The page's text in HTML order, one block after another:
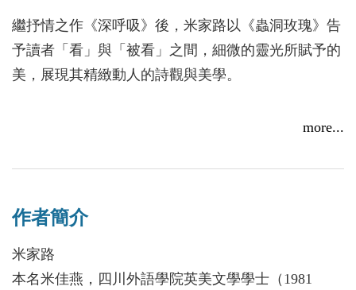
繼抒情之作《深呼吸》後，米家路以《蟲洞玫瑰》告
予讀者「看」與「被看」之間，細微的靈光所賦予的
美，展現其精緻動人的詩觀與美學。
「蟲洞」象徵穿越，是時間與記憶的隧道；「玫瑰」
於吸引與崩解之間。我的詩眼試圖在黑洞的引力與光
心的震顫。這既是對死亡與重生的凝視，也是對「存
在之美」的頌唱。
more...
作者簡介
米家路
本名米佳燕，四川外語學院英美文學學士（1981